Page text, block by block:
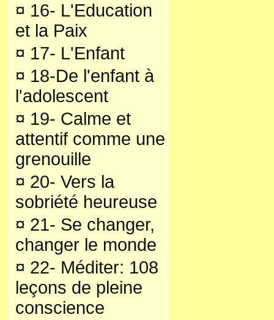
¤ 16- L'Education
et la Paix
¤ 17- L'Enfant
¤ 18-De l'enfant à
l'adolescent
¤ 19- Calme et
attentif comme une
grenouille
¤ 20- Vers la
sobriété heureuse
¤ 21- Se changer,
changer le monde
¤ 22- Méditer: 108
leçons de pleine
conscience